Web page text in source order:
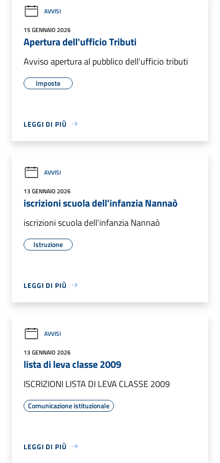
AVVISI
15 GENNAIO 2026
Apertura dell'ufficio Tributi
Avviso apertura al pubblico dell'ufficio tributi
Imposte
LEGGI DI PIÙ
AVVISI
13 GENNAIO 2026
iscrizioni scuola dell'infanzia Nannaò
iscrizioni scuola dell'infanzia Nannaò
Istruzione
LEGGI DI PIÙ
AVVISI
13 GENNAIO 2026
lista di leva classe 2009
ISCRIZIONI LISTA DI LEVA CLASSE 2009
Comunicazione istituzionale
LEGGI DI PIÙ